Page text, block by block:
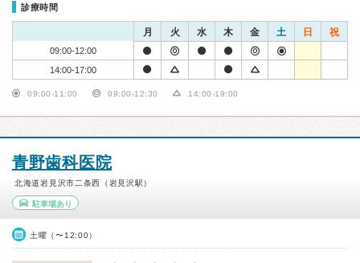
診療時間
月 火 水 木 金 土 日 祝
09:00-12:00
14:00-17:00
09:00-11:00 09:00-12:30 14:00-19:00
青野歯科医院
北海道岩見沢市二条西（岩見沢駅）
駐車場あり
土曜（〜12:00）